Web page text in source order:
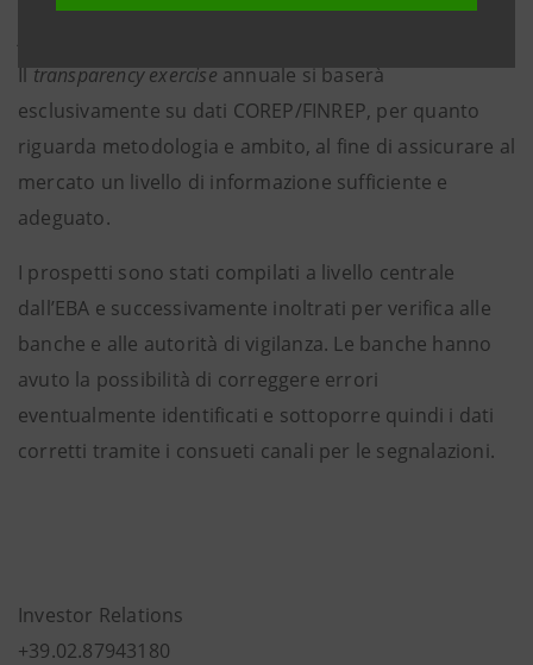
Iltransparency exerciseannuale si baserà
esclusivamente su dati COREP/FINREP, per quanto
riguarda metodologia e ambito, al fine di assicurare al
mercato un livello di informazione sufficiente e
adeguato.
I prospetti sono stati compilati a livello centrale
dall’EBA e successivamente inoltrati per verifica alle
banche e alle autorità di vigilanza. Le banche hanno
avuto la possibilità di correggere errori
eventualmente identificati e sottoporre quindi i dati
corretti tramite i consueti canali per le segnalazioni.
Investor Relations
+39.02.87943180